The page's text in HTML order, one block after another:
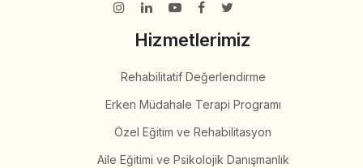
Hizmetlerimiz
Rehabilitatif Değerlendirme
Erken Müdahale Terapi Programı
Özel Eğitim ve Rehabilitasyon
Aile Eğitimi ve Psikolojik Danışmanlık